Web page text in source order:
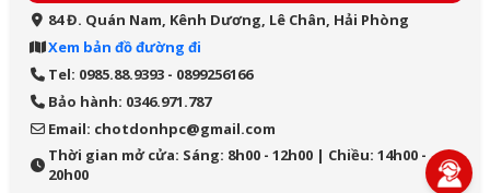
84 Đ. Quán Nam, Kênh Dương, Lê Chân, Hải Phòng
Xem bản đồ đường đi
Tel: 0985.88.9393 - 0899256166
Bảo hành: 0346.971.787
Email: chotdonhpc@gmail.com
Thời gian mở cửa: Sáng: 8h00 - 12h00 | Chiều: 14h00 -
20h00